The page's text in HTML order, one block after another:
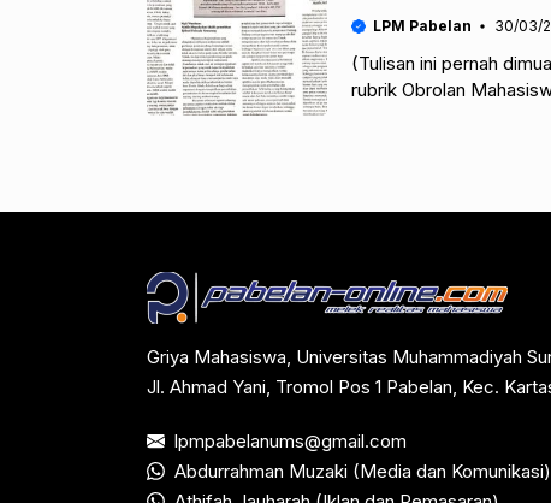
LPM Pabelan 30/03/
(Tulisan ini pernah
rubrik Obrolan
Griya Mahasiswa, Universitas Muhammadiyah
Jl. Ahmad Yani, Tromol Pos 1 Pabelan, Kec.
lpmpabelanums@gmail.com
Abdurrahman Muzaki (Media dan Komunikasi)